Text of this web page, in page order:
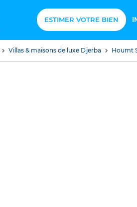
ESTIMER VOTRE BIEN
Villas & maisons de luxe Djerba Houmt